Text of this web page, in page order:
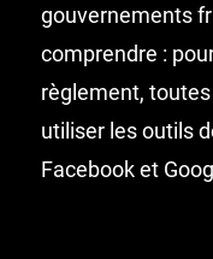
gouvernements
comprendre :
règlement, toutes
utiliser les outils
Facebook et